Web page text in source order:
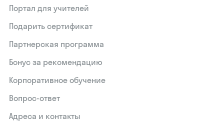
Портал для учителей
Подарить сертификат
Партнерская программа
Бонус за рекомендацию
Корпоративное обучение
Вопрос-ответ
Адреса и контакты